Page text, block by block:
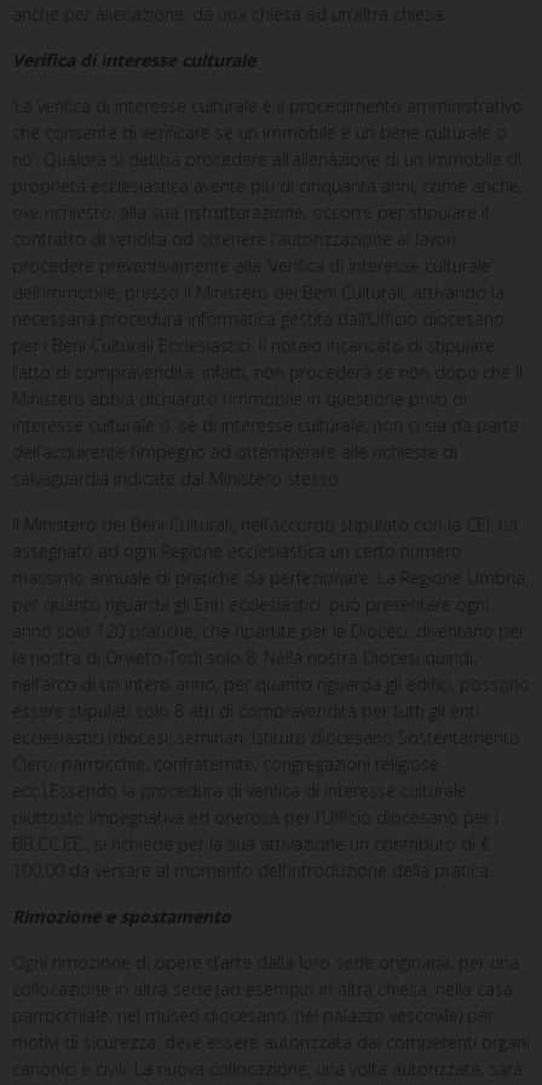
anche per alienazione, da una chiesa ad un’altra chiesa.
Verifica di interesse culturale
‘La verifica di interesse culturale è il procedimento amministrativo
che consente di verificare se un immobile è un bene culturale o
no’. Qualora si debba procedere all’alienazione di un immobile di
proprietà ecclesiastica avente più di cinquanta anni, come anche,
ove richiesto, alla sua ristrutturazione, occorre per stipulare il
contratto di vendita od ottenere l’autorizzazione ai lavori,
procedere preventivamente alla ‘Verifica di interesse culturale’
dell’immobile, presso il Ministero dei Beni Culturali, attivando la
necessaria procedura informatica gestita dall’Ufficio diocesano
per i Beni Culturali Ecclesiastici. Il notaio incaricato di stipulare
l’atto di compravendita, infatti, non procederà se non dopo che il
Ministero abbia dichiarato l’immobile in questione privo di
interesse culturale o, se di interesse culturale, non ci sia da parte
dell’acquirente l’impegno ad ottemperare alle richieste di
salvaguardia indicate dal Ministero stesso.
Il Ministero dei Beni Culturali, nell’accordo stipulato con la CEI, ha
assegnato ad ogni Regione ecclesiastica un certo numero
massimo annuale di pratiche da perfezionare. La Regione Umbria,
per quanto riguarda gli Enti ecclesiastici, può presentare ogni
anno solo 120 pratiche, che ripartite per le Diocesi, diventano per
la nostra di Orvieto-Todi solo 8. Nella nostra Diocesi quindi,
nell’arco di un intero anno, per quanto riguarda gli edifici, possono
essere stipulati solo 8 atti di compravendita per tutti gli enti
ecclesiastici (diocesi, seminari, Istituto diocesano Sostentamento
Clero, parrocchie, confraternite, congregazioni religiose
ecc.).Essendo la procedura di verifica di interesse culturale
piuttosto impegnativa ed onerosa per l’Ufficio diocesano per i
BB.CC.EE., si richiede per la sua attivazione un contributo di €
100,00 da versare al momento dell’introduzione della pratica.
Rimozione e spostamento
Ogni rimozione di opere d’arte dalla loro sede originaria, per una
collocazione in altra sede (ad esempio in altra chiesa, nella casa
parrocchiale, nel museo diocesano, nel palazzo vescovile) per
motivi di sicurezza, deve essere autorizzata dai competenti organi
canonici e civili. La nuova collocazione, una volta autorizzata, sarà